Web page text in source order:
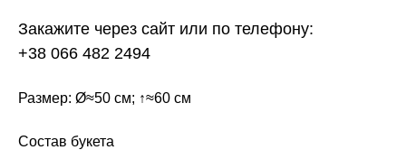
Закажите через сайт или по телефону:
+38 066 482 2494
Размер: Ø≈50 см; ↑≈60 см
Состав букета